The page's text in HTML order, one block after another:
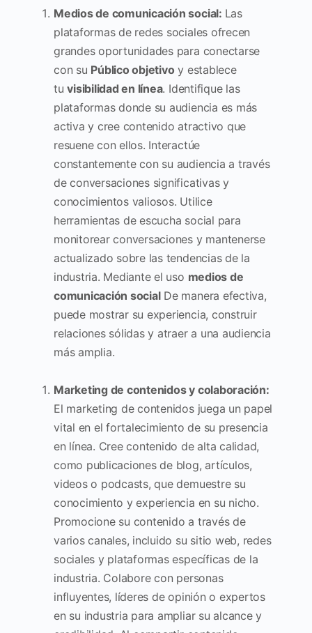
Medios de comunicación social: Las
plataformas de redes sociales ofrecen
grandes oportunidades para conectarse
con su Público objetivo y establece
tuvisibilidad en línea. Identifique las
plataformas donde su audiencia es más
activa y cree contenido atractivo que
resuene con ellos. Interactúe
constantemente con su audiencia a través
de conversaciones significativas y
conocimientos valiosos. Utilice
herramientas de escucha social para
monitorear conversaciones y mantenerse
actualizado sobre las tendencias de la
industria. Mediante el uso medios de
comunicación socialDe manera efectiva,
puede mostrar su experiencia, construir
relaciones sólidas y atraer a una audiencia
más amplia.
Marketing de contenidos y colaboración:
El marketing de contenidos juega un papel
vital en el fortalecimiento de su presencia
en línea. Cree contenido de alta calidad,
como publicaciones de blog, artículos,
videos o podcasts, que demuestre su
conocimiento y experiencia en su nicho.
Promocione su contenido a través de
varios canales, incluido su sitio web, redes
sociales y plataformas específicas de la
industria. Colabore con personas
influyentes, líderes de opinión o expertos
en su industria para ampliar su alcance y